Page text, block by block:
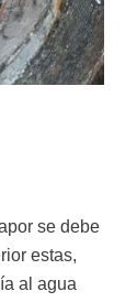
se debe
estas,
al agua